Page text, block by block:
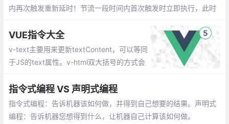
内再次触发重新延时！节流一段时间内首次触发时立即执行，此时
VUE指令大全
v-text主要用来更新textContent，可以等同
于JS的text属性。v-html双大括号的方式会
出真正的HTML，可以用v-html指令。它等
同于JS的innerHtml属性。
指令式编程 VS 声明式编程
指令式编程：告诉机器该如何做，并得到自己想要的结果。声明式
编程：告诉机器您想得到什么，让机器自己计算该如何做。